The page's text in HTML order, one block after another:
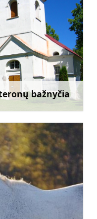
bažnyčia
Sužinoti daugiau